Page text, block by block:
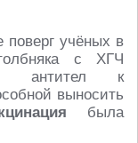
учёных в
с ХГЧ
антител к
выносить
была